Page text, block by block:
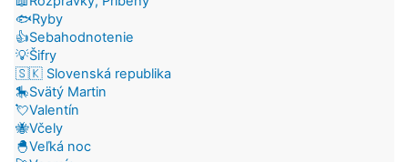
🐟Ryby
👍Sebahodnotenie
💡Šifry
🇸🇰 Slovenská republika
🎠Svätý Martin
💘Valentín
🐝Včely
🐣Veľká noc